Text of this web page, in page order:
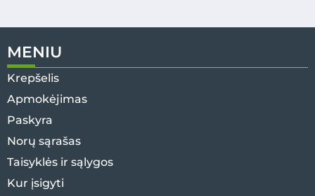
MENIU
Krepšelis
Apmokėjimas
Paskyra
Norų sąrašas
Taisyklės ir sąlygos
Kur įsigyti